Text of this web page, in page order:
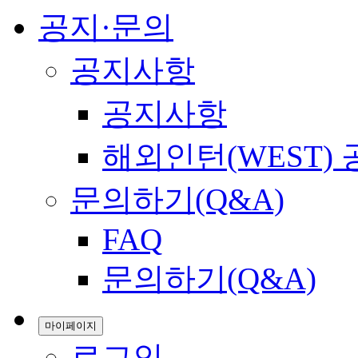
공지·문의
공지사항
공지사항
해외인턴(WEST)
문의하기(Q&A)
FAQ
문의하기(Q&A)
마이페이지